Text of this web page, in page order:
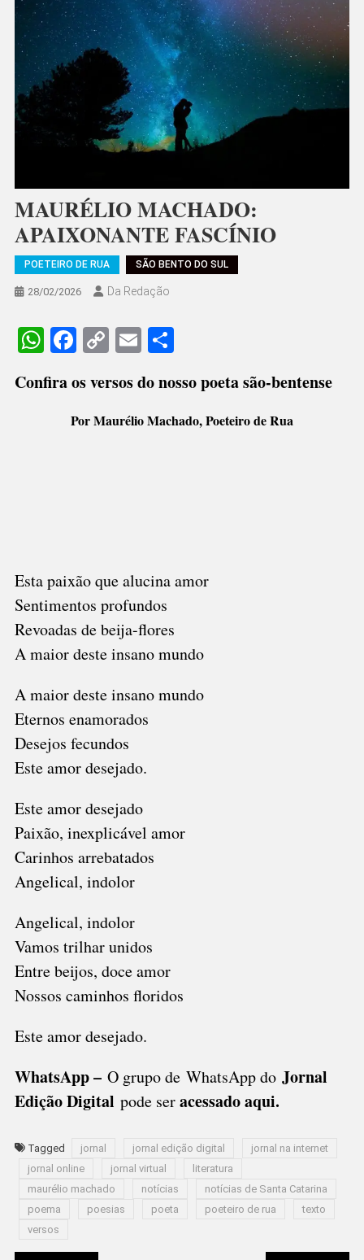
MAURÉLIO MACHADO:
APAIXONANTE FASCÍNIO
POETEIRO DE RUA SÃO BENTO DO SUL
28/02/2026 Da Redação
WhatsApp
Facebook
CopyEmailShare
Confira os versos do nosso poeta são-bentense
Por Maurélio Machado, Poeteiro de Rua
Esta paixão que alucina amor
Sentimentos profundos
Revoadas de beija-flores
A maior deste insano mundo
A maior deste insano mundo
Eternos enamorados
Desejos fecundos
Este amor desejado.
Este amor desejado
Paixão, inexplicável amor
Carinhos arrebatados
Angelical, indolor
Angelical, indolor
Vamos trilhar unidos
Entre beijos, doce amor
Nossos caminhos floridos
Este amor desejado.
WhatsApp – O grupo de WhatsApp do Jornal
Edição Digital pode seracessado aqui.
Tagged jornal jornal edição digital
jornal na internet
jornal online
jornal virtual
literatura
maurélio machado
notícias
notícias de Santa Catarina
poema
poesias poeta poeteiro de rua
texto
versos